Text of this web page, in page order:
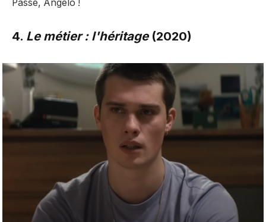
Passe, Angelo !
4. Le métier : l'héritage (2020)